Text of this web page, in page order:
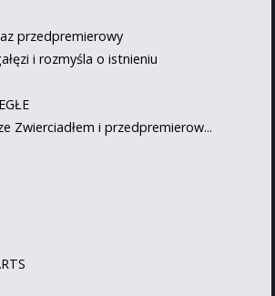
przedpremierowy
i rozmyśla o istnieniu
Zwierciadłem i przedpremierow...